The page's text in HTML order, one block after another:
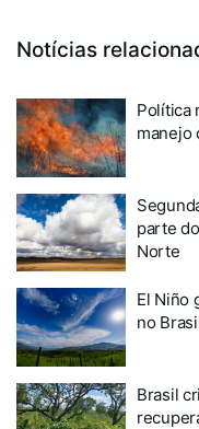
Notícias
Política
manejo
parte
Norte
El Niño
no
Brasil